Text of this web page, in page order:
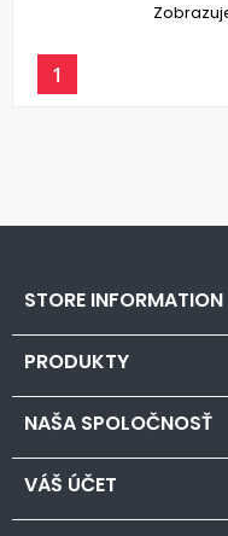
1
STORE INFORMATION
PRODUKTY
NAŠA SPOLOČNOSŤ
VÁŠ ÚČET